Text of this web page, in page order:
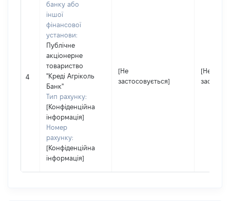
4
банку або
іншої
фінансової
установи:
Публічне
акціонерне
товариство
"Креді Агріколь
Банк"
Тип рахунку:
[Конфіденційна
інформація]
Номер
рахунку:
[Конфіденційна
інформація]
[Не
застосовується]
[Не